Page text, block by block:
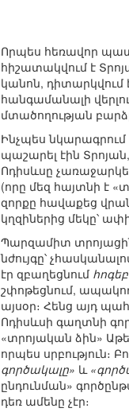
Որպես հեռավոր
հիշատակվում է
կանոն, դիտարկվում
հանգամանալի
մտածողության
Ինչպես
պաշարել էին
Ոդիսևսը
(որը մեզ հայտնի է
զորքը հավաքեց
կղզիներից մեկը՝
Պարզամիտ
նժույգը՝
էր զբաղեցնում
շփոթեցնում,
այսօր։ Հենց այդ
Ոդիսևսի գաղտնի
«տրոյական ձին»
որպես սրբություն։
գործակալը» և
ընդունման»
դեռ ամենը չէր։